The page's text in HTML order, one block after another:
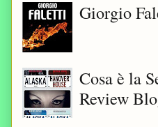
Giorgio
Cosa è la
Review